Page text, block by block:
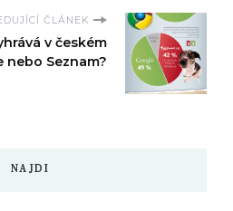
ČLÁNEK
v českém
nebo Seznam?
NAJDI